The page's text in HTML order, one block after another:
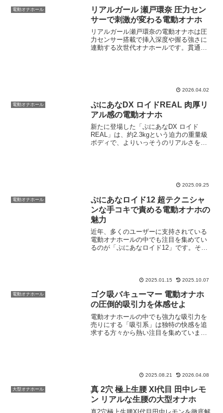
電動オナホール
リアルガール 瀬戸環奈 圧力セン
サーで刺激が変わる電動オナホ
リアルガール瀬戸環奈の電動オナホは圧
力センサー搭載で挿入深度や握る強さに
連動する次世代オナホールです。貫通型
2026.04.02
電動オナホール
ぷにあなDX ロイドREAL 肉厚リ
アル感の電動オナホ
新たに登場した「ぷにあなDX ロイド
REAL」は、約2.3kgという迫力の重量級
ボディで、よりいっそうのリアルさを追
2025.09.25
電動オナホール
ぷにあなロイド12 超テクニシャ
ンな手コキで責める電動オナホの
魅力
近年、多くのユーザーに支持されている
電動オナホールの中でも注目を集めてい
るのが「ぷにあなロイド12」です。その
とつ紐解いていきます...
2025.01.15 2025.10.07
電動オナホール
ゴク吸バキューマー 電動オナホ
の圧倒的吸引力を体感せよ
電動オナホールの中でも強力な吸引力を
売りにする「吸引系」は独特の快感を追
求する方々から熱い注目を集めていま
2025.08.21 2026.04.08
大型オナホール
真 2穴 極上生腰 XI代目 田中レモ
ン リアルな生腰の大型オナホ